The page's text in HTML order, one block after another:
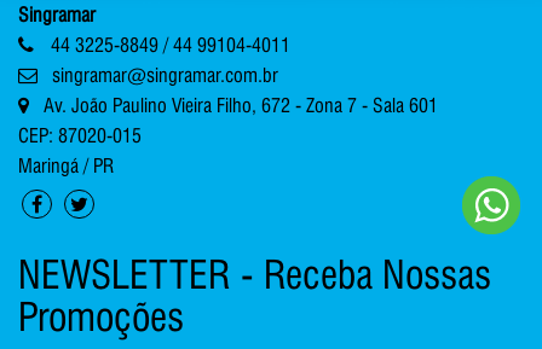
Singramar
44 3225-8849 / 44 99104-4011
singramar@singramar.com.br
Av. João Paulino Vieira Filho, 672 - Zona 7 - Sala 601
CEP: 87020-015
Maringá / PR
NEWSLETTER - Receba Nossas
Promoções